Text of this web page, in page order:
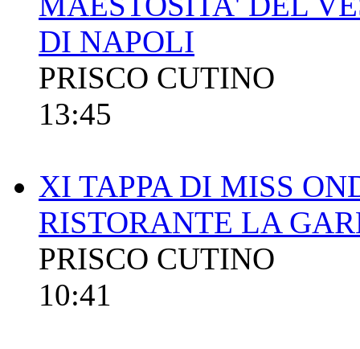
DI NAPOLI
PRISCO CUTINO
13:45
XI TAPPA DI MISS
RISTORANTE LA
PRISCO CUTINO
10:41